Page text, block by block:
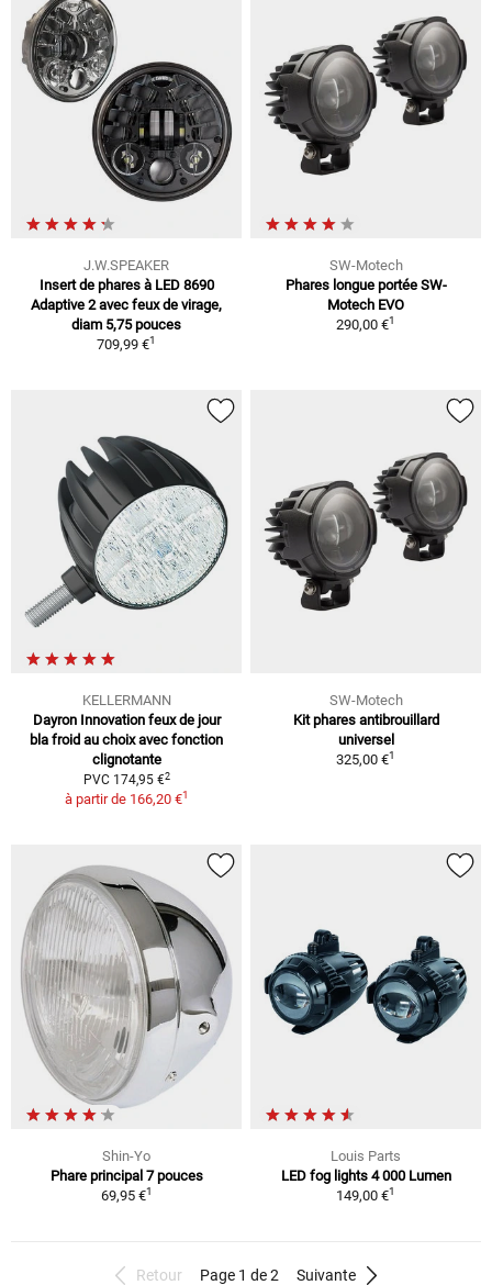
J.W.SPEAKER
Insert de phares à LED 8690
Adaptive 2 avec feux de virage,
diam 5,75 pouces
709,99 €1
SW-Motech
Phares longue portée SW-
Motech EVO
290,00 €1
KELLERMANN
Dayron Innovation feux de jour
bla froid au choix avec fonction
clignotante
PVC 174,95 €2
à partir de 166,20 €1
SW-Motech
Kit phares antibrouillard
universel
325,00 €1
Shin-Yo
Phare principal 7 pouces
69,95 €1
Louis Parts
LED fog lights 4 000 Lumen
149,00 €1
Retour Page 1 de 2 Suivante